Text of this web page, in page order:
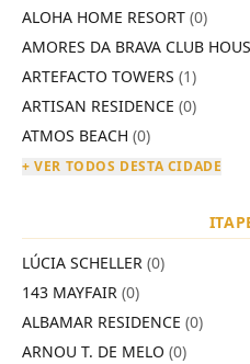
ALOHA HOME RESORT (0)
AMORES DA BRAVA CLUB
ARTEFACTO TOWERS (1)
ARTISAN RESIDENCE (0)
ATMOS BEACH (0)
+ VER TODOS DESTA CIDADE
LÚCIA SCHELLER (0)
143 MAYFAIR (0)
ALBAMAR RESIDENCE (0)
ARNOU T. DE MELO (0)